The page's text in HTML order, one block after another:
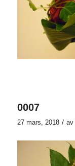
0007
27 mars, 2018 / av